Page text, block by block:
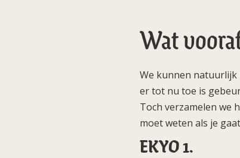
Wat
We kunnen natuurlijk
er tot nu toe is
Toch verzamelen we
moet weten als je
EKYO 1.